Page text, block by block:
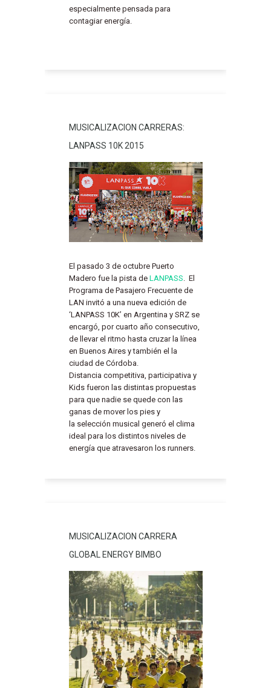
especialmente pensada para
contagiar energía.
MUSICALIZACION CARRERAS:
LANPASS 10K 2015
El pasado 3 de octubre Puerto
Madero fue la pista de LANPASS . El
Programa de Pasajero Frecuente de
LAN invitó a una nueva edición de
‘LANPASS 10K’ en Argentina y SRZ se
encargó, por cuarto año consecutivo,
de llevarel ritmo hasta cruzar la línea
en Buenos Aires y también el la
ciudad de Córdoba.
Distancia competitiva, participativa y
Kids fueron las distintas propuestas
para que nadie se quede con las
ganas de mover los pies y
la selección musical generó el clima
ideal para los distintos niveles de
energía que atravesaron los runners.
MUSICALIZACION CARRERA
GLOBAL ENERGY BIMBO